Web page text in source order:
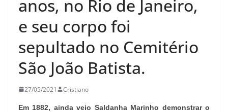
anos, no Rio de Janeiro,
e seu corpo foi
sepultado no Cemitério
São João Batista.
27/05/2021 Cristiano
Em 1882, ainda veio Saldanha Marinho demonstrar o